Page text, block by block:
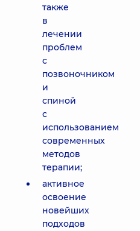
также
в
лечении
проблем
с
позвоночником
и
спиной
с
использованием
современных
методов
терапии;
активное
освоение
новейших
подходов